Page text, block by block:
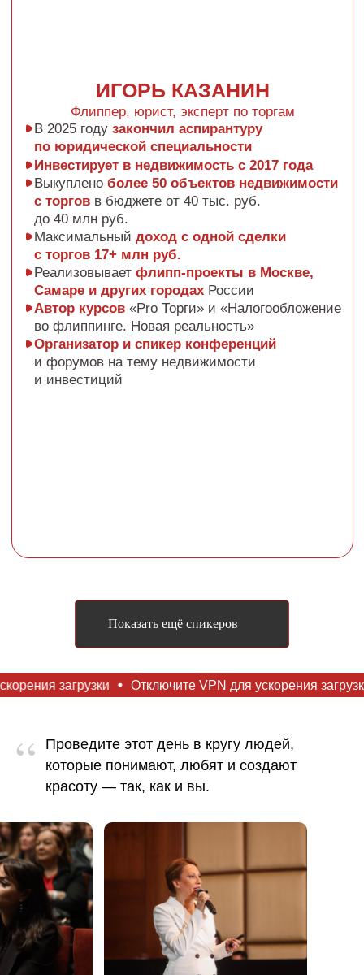
Показать ещё спикеров
Отключите VPN для ускорения загрузки
“
Проведите этот день в кругу людей,
которые понимают, любят и создают
красоту — так, как и вы.